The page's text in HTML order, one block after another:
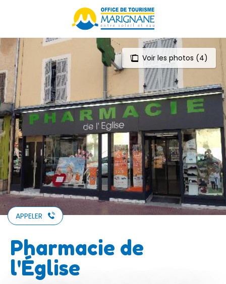
principal
Voir les photos (4)
APPELER
Pharmacie de
l'Église